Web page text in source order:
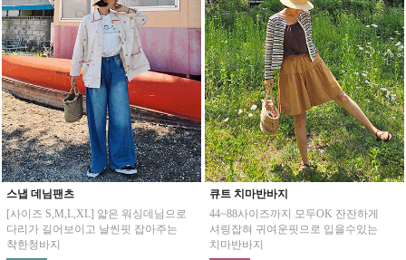
스냅 데님팬츠
[사이즈 S,M,L,XL] 얇은 워싱데님으로
다리가 길어보이고 날씬핏 잡아주는
착한청바지
큐트 치마반바지
44~88사이즈까지 모두OK 잔잔하게
셔링잡혀 귀여운핏으로 입을수있는
치마반바지